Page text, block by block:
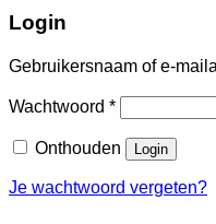
Login
Gebruikersnaam of e-
Wachtwoord *
Onthouden Login
Je wachtwoord vergeten?